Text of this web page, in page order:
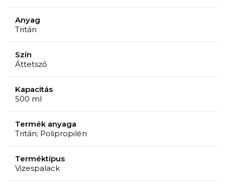
Anyag
Tritán
Szín
Áttetsző
Kapacitás
500 ml
Termék anyaga
Tritán; Polipropilén
Terméktípus
Vizespalack